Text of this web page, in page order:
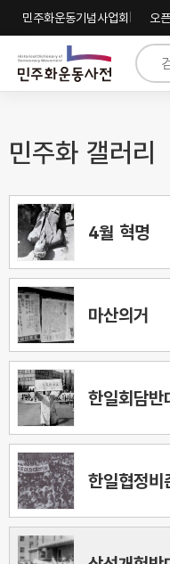
가
기
기
민주화운동기념사업회 오
민주화 갤러리
4월 혁명
마산의거
한일회담반
한일협정비